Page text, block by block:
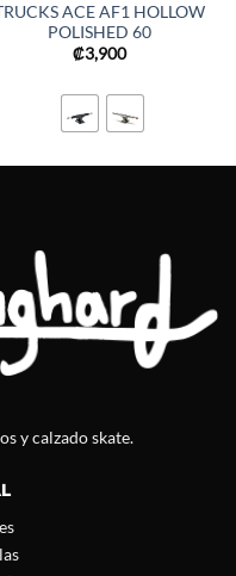
ACE AF1 HOLLOW
POLISHED 60
₡3,900
y calzado skate.